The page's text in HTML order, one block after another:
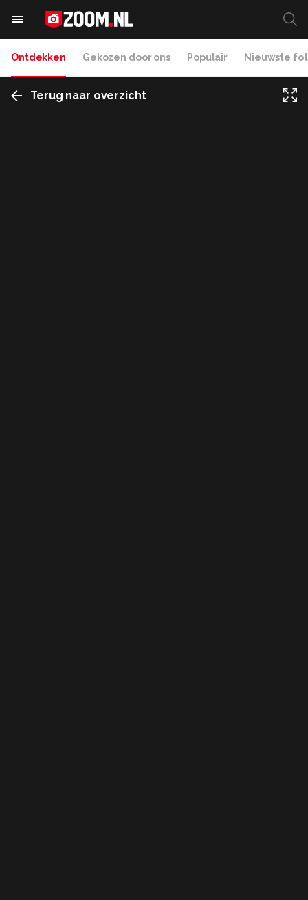
Ontdekken Gekozen door ons Populair Nieuwste
Terug naar overzicht